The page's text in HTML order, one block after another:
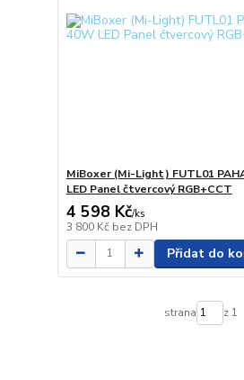
MiBoxer (Mi-Light) FUTL01
LED Panel čtvercový RGB+CCT
4 598 Kč/ks
3 800 Kč bez DPH
Přidat do
strana z 1